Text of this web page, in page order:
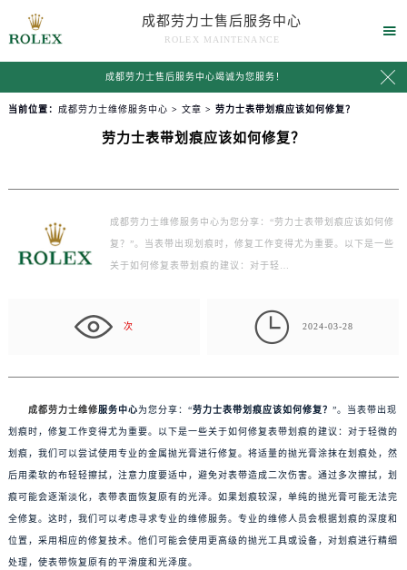
成都劳力士售后服务中心
ROLEX MAINTENANCE

成都劳力士售后服务中心竭诚为您服务！ 
当前位置： 成都劳力士维修服务中心 > 文章 > 劳力士表带划痕应该如何修复？
劳力士表带划痕应该如何修复？
成都劳力士维修服务中心为您分享：“劳力士表带划痕应该如何修
复？”。当表带出现划痕时，修复工作变得尤为重要。以下是一些
关于如何修复表带划痕的建议：对于轻…
次  2024-03-28
成都劳力士维修服务中心为您分享：“劳力士表带划痕应该如何修复？ ”。当表带出现
划痕时，修复工作变得尤为重要。以下是一些关于如何修复表带划痕的建议：对于轻微的
划痕，我们可以尝试使用专业的金属抛光膏进行修复。将适量的抛光膏涂抹在划痕处，然
后用柔软的布轻轻擦拭，注意力度要适中，避免对表带造成二次伤害。通过多次擦拭，划
痕可能会逐渐淡化，表带表面恢复原有的光泽。如果划痕较深，单纯的抛光膏可能无法完
全修复。这时，我们可以考虑寻求专业的维修服务。专业的维修人员会根据划痕的深度和
位置，采用相应的修复技术。他们可能会使用更高级的抛光工具或设备，对划痕进行精细
处理，使表带恢复原有的平滑度和光泽度。